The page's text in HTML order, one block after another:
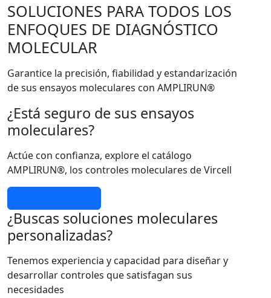
SOLUCIONES PARA TODOS LOS
ENFOQUES DE DIAGNÓSTICO
MOLECULAR
Garantice la precisión, fiabilidad y estandarización
de sus ensayos moleculares con AMPLIRUN®
¿Está seguro de sus ensayos
moleculares?
Actúe con confianza, explore el catálogo
AMPLIRUN®, los controles moleculares de Vircell
¿Buscas soluciones moleculares
personalizadas?
Tenemos experiencia y capacidad para diseñar y
desarrollar controles que satisfagan sus
necesidades